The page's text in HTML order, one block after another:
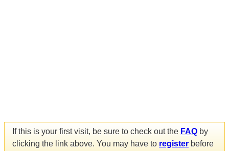
If this is your first visit, be sure to check out the FAQ by
clicking the link above. You may have to register before